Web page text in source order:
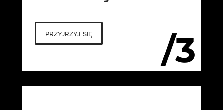
/3
przyjrzyj się